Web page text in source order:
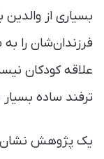
بسیاری از
فرزندان‌شان را
علاقه کودکان
ترفند ساده
یک پژوهش نشان